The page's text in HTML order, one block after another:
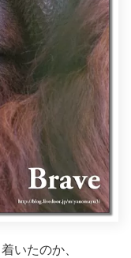
いたのか、